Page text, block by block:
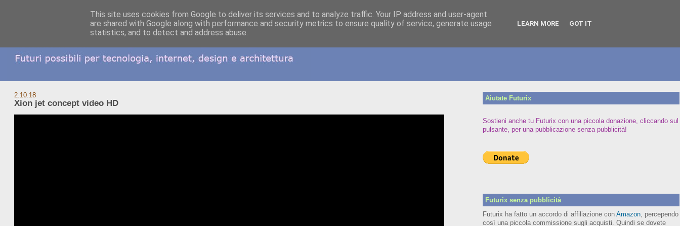
2.10.18
Xion jet concept video HD
Aiutate Futurix
Sostieni anche tu Futurix con una piccola donazione, cliccando sul
pulsante, per una pubblicazione senza pubblicità!
Futurix senza pubblicità
Futurix ha fatto un accordo di affiliazione con Amazon, percependo
così una piccola commissione sugli acquisti. Quindi se dovete
This site uses cookies from Google to deliver its services and to analyze traffic. Your IP address and user-agent
are shared with Google along with performance and security metrics to ensure quality of service, generate usage
statistics, and to detect and address abuse.
LEARN MORE GOT IT